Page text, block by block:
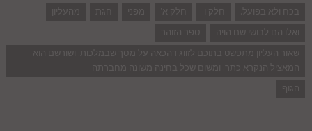
בכח ולא בפועל.
חלק ו' חלק א' מפני חגת
מהעליון
ואלו הם לבושי שם הויה
ספר הזוהר
שאור העליון מתפשט בתוכם לזווג דהכאה על מסך שבמלכות. ושורשם הוא
המאציל הנקרא כתר. ומשום שכל בחינה משונה מחברתה
הגוף